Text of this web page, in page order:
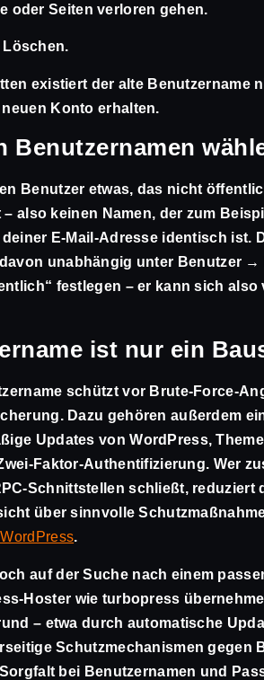
oder Seiten verloren gehen.
Löschen.
existiert der alte Benutzername
Konto erhalten.
Benutzernamen
Benutzer etwas, das nicht
– also keinen Namen, der zum
E-Mail-Adresse identisch ist.
unabhängig unter Benutzer →
festlegen – er kann sich
ist nur ein
schützt vor Brute-Force-
Dazu gehören außerdem
Updates von WordPress,
Faktor-Authentifizierung. Wer
Schnittstellen schließt, reduziert
über sinnvolle
.
auf der Suche nach einem
Hoster wie turbopress
– etwa durch automatische
Schutzmechanismen gegen
bei Benutzernamen und